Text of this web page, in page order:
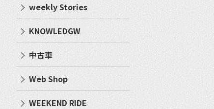
weekly Stories
KNOWLEDGW
中古車
Web Shop
WEEKEND RIDE